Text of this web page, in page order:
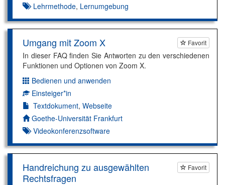
Lehrmethode, Lernumgebung
Favorit
Umgang mit Zoom X
In dieser FAQ finden Sie Antworten zu den verschiedenen
Funktionen und Optionen von Zoom X.
Dimension:
Bedienen und anwenden
Kompetenzniveau:
Einsteiger*in
Textdokument, Webseite
Autor*in:
Goethe-Universität Frankfurt
Videokonferenzsoftware
Favorit
Handreichung zu ausgewählten
Rechtsfragen